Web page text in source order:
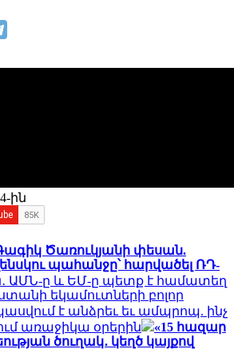
ին
Ծառուկյանի փեսան.
պահանջը՝ հարվածել ՌԴ-
ԱՄՆ-ը և ԵՄ-ը պետք է համատեղ
եկամուտների բոլոր
է անձրեւ եւ ամպրոպ. ինչ
առաջիկա օրերին
«15 հազար
ծուղակ․ կեղծ կայքով